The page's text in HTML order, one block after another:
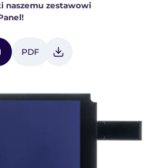
naszemu zestawowi
PDF